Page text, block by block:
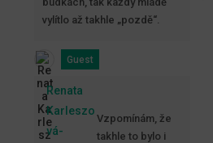
vylítlo až takhle „pozdě“.
Guest
Renata
Karleszo
vá-
Vzpomínám, že
takhle to bylo i